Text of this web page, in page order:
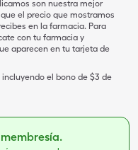
son nuestra mejor
el precio que mostramos
en la farmacia. Para
con tu farmacia y
aparecen en tu tarjeta de
el bono de $3 de